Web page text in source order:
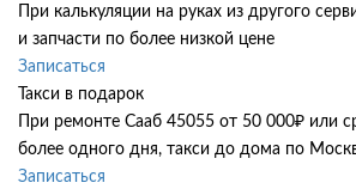
При калькуляции на руках из другого
и запчасти по более низкой цене
Записаться
Такси в подарок
При ремонте Сааб 45055 от 50 000₽ или
более одного дня, такси до дома по
Записаться